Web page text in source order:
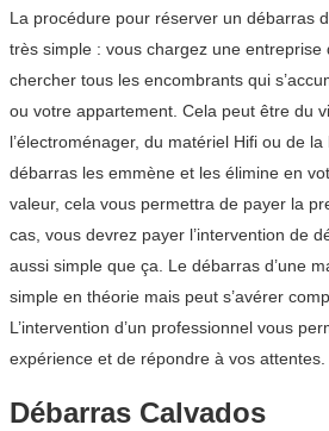
La procédure pour réserver un débarras
très simple : vous chargez une entreprise
chercher tous les encombrants qui
ou votre appartement. Cela peut être du
l’électroménager, du matériel Hifi ou de la
débarras les emmène et les élimine en
valeur, cela vous permettra de payer la
cas, vous devrez payer l’intervention de
aussi simple que ça. Le débarras d’une
simple en théorie mais peut s’avérer
L’intervention d’un professionnel vous
expérience et de répondre à vos attentes.
Débarras Calvados